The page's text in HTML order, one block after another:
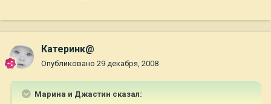
Катеринк@
Опубликовано 29 декабря, 2008
Марина и Джастин сказал: